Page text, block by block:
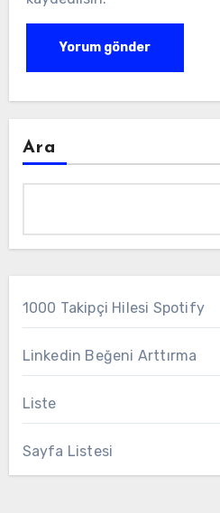
Ara
1000 Takipçi Hilesi Spotify
Linkedin Beğeni Arttırma
Liste
Sayfa Listesi